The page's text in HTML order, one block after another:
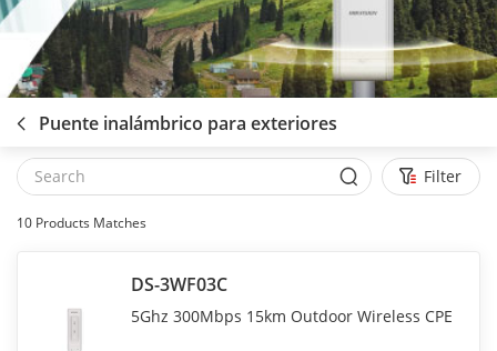
Puente inalámbrico para exteriores
Filter
10 Products Matches
DS-3WF03C
5Ghz 300Mbps 15km Outdoor Wireless CPE